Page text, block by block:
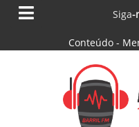
Siga-
Conteúdo -